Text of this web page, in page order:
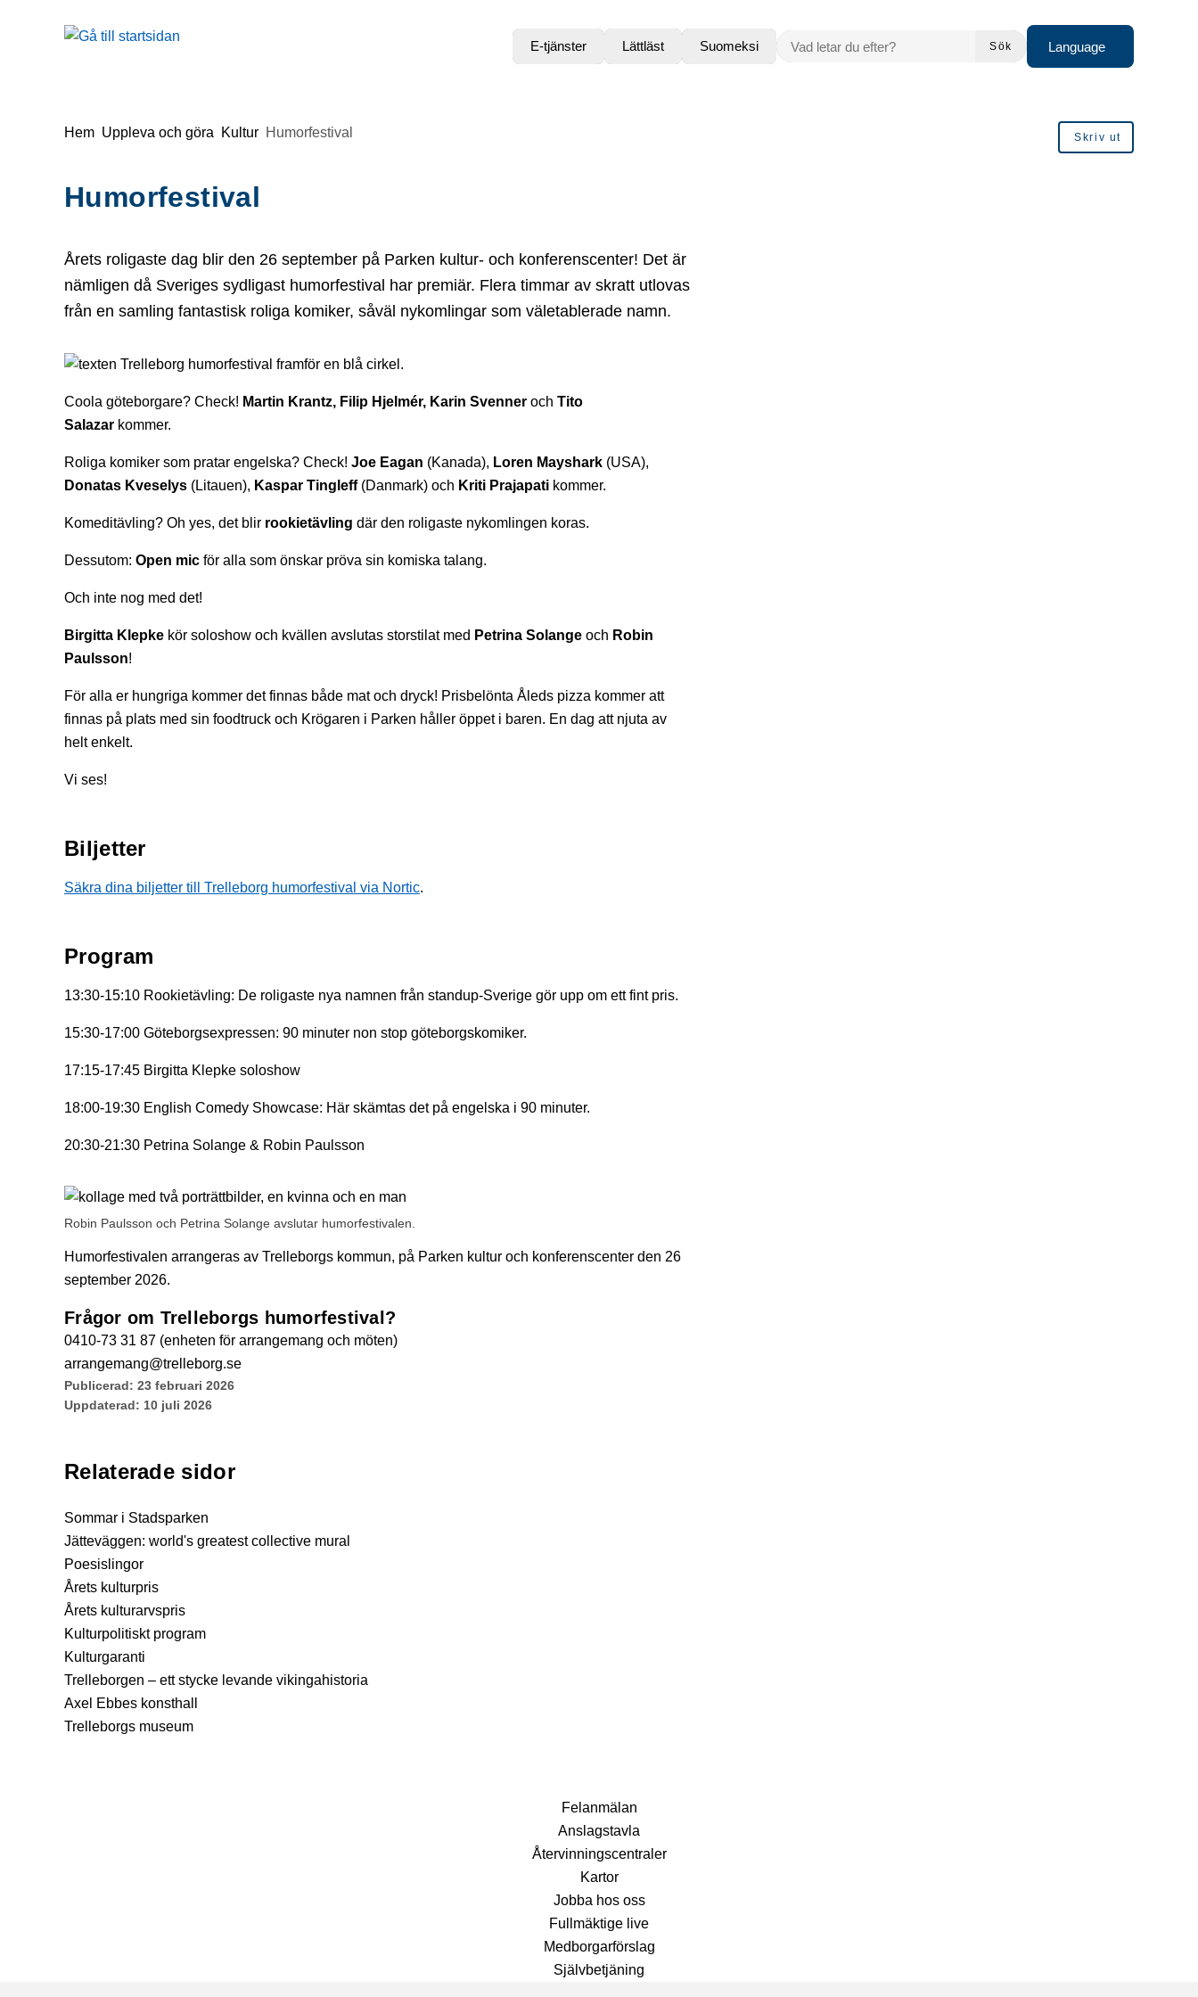
Gå till innehåll
till sidomeny
E-tjänster
Lättläst Suomeksi
VAD LETAR DU EFTER?
Sök
Language
Du är här:
Hem Uppleva och göra Kultur Humorfestival Skriv ut
Humorfestival
Årets roligaste dag blir den 26 september på Parken kultur- och konferenscenter! Det är
nämligen då Sveriges sydligast humorfestival har premiär. Flera timmar av skratt utlovas
från en samling fantastisk roliga komiker, såväl nykomlingar som väletablerade namn.
Coola göteborgare? Check! Martin Krantz, Filip Hjelmér, Karin Svenner och Tito
Salazar kommer.
Roliga komiker som pratar engelska? Check! Joe Eagan (Kanada), Loren Mayshark (USA),
Donatas Kveselys (Litauen), Kaspar Tingleff(Danmark) och Kriti Prajapati kommer.
Komeditävling? Oh yes, det blir rookietävling där den roligaste nykomlingen koras.
Dessutom: Open mic för alla som önskar pröva sin komiska talang.
Och inte nog med det!
Birgitta Klepke kör soloshow och kvällen avslutas storstilat med Petrina Solange och Robin
Paulsson!
För alla er hungriga kommer det finnas både mat och dryck! Prisbelönta Åleds pizza kommer att
finnas på plats med sin foodtruck och Krögaren i Parken håller öppet i baren. En dag att njuta av
helt enkelt.
Vi ses!
Biljetter
Säkra dina biljetter till Trelleborg humorfestival via Nortic.
Program
13:30-15:10 Rookietävling: De roligaste nya namnen från standup-Sverige gör upp om ett fint pris.
15:30-17:00 Göteborgsexpressen: 90 minuter non stop göteborgskomiker.
17:15-17:45 Birgitta Klepke soloshow
18:00-19:30 English Comedy Showcase: Här skämtas det på engelska i 90 minuter.
20:30-21:30 Petrina Solange & Robin Paulsson
Robin Paulsson och Petrina Solange avslutar humorfestivalen.
Humorfestivalen arrangeras av Trelleborgs kommun, på Parken kultur och konferenscenter den 26
september 2026.
Frågor om Trelleborgs humorfestival?
0410-73 31 87 (enheten för arrangemang och möten)
arrangemang@trelleborg.se
Publicerad: 23 februari 2026
Uppdaterad: 10 juli 2026
Relaterade sidor
Sommar i Stadsparken
Jätteväggen: world's greatest collective mural
Poesislingor
Årets kulturpris
Årets kulturarvspris
Kulturpolitiskt program
Kulturgaranti
Trelleborgen – ett stycke levande vikingahistoria
Axel Ebbes konsthall
Trelleborgs museum
Fel­anmälan
Anslags­tavla
Återvinnings­centraler
Kartor
Jobba hos oss
Fullmäktige live
Medborgarförslag
Självbetjäning